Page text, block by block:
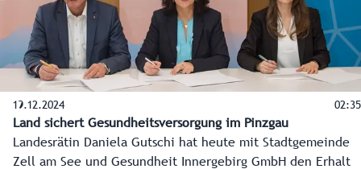
19.12.2024 02:35
Land sichert Gesundheitsversorgung im Pinzgau
Landesrätin Daniela Gutschi hat heute mit Stadtgemeinde
Zell am See und Gesundheit Innergebirg GmbH den Erhalt